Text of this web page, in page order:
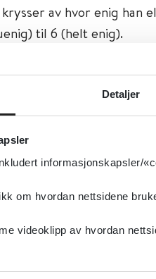
Detaljer
informasjonskapsler/
om hvordan nettsidene
videoklipp av hvordan
av hvor enig han
til 6 (helt enig).
tar blant annet
øker smertene
troen på at arbeid
arbeid forverrer
fortsette i eller komme
Kropp og sinn, Angst